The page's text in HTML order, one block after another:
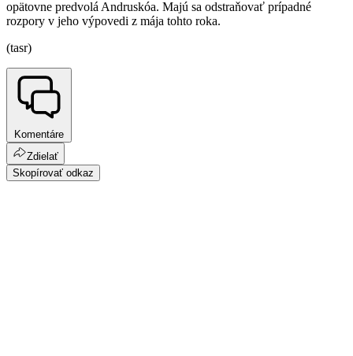
opätovne predvolá Andruskóa. Majú sa odstraňovať prípadné
rozpory v jeho výpovedi z mája tohto roka.
(tasr)
Komentáre
Zdielať
Skopírovať odkaz